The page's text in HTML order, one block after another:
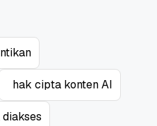
hak cipta konten AI